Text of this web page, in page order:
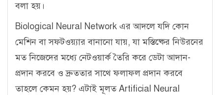
বলা হয়।
Biological Neural Network এর আদলে যদি কোন
মেশিন বা সফটওয়্যার বানানো যায়, যা মস্তিষ্কের নিউরনের
মত নিজেদের মধ্যে নেটওয়ার্ক তৈরি করে ডেটা আদান-
প্রদান করবে ও দ্রুততার সাথে ফলাফল প্রদান করবে
তাহলে কেমন হয়? এটাই মূলত Artificial Neural